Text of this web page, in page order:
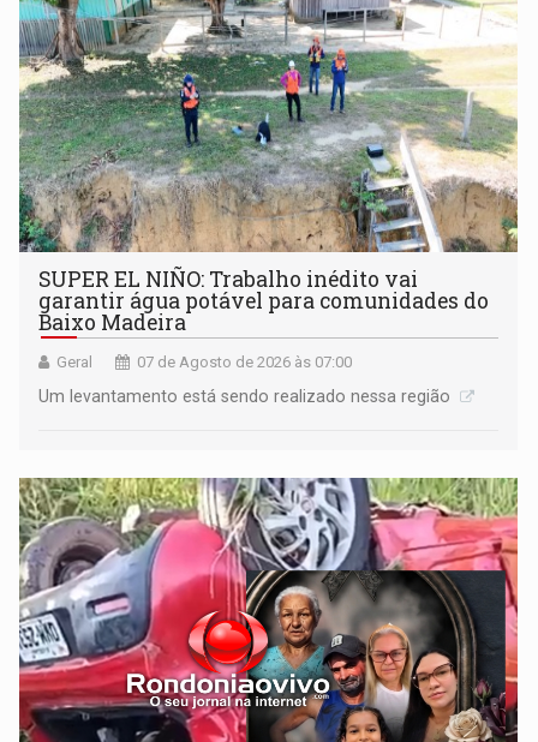
SUPER EL NIÑO: Trabalho inédito vai
garantir água potável para comunidades do
Baixo Madeira
Geral 07 de Agosto de 2026 às 07:00
Um levantamento está sendo realizado nessa região